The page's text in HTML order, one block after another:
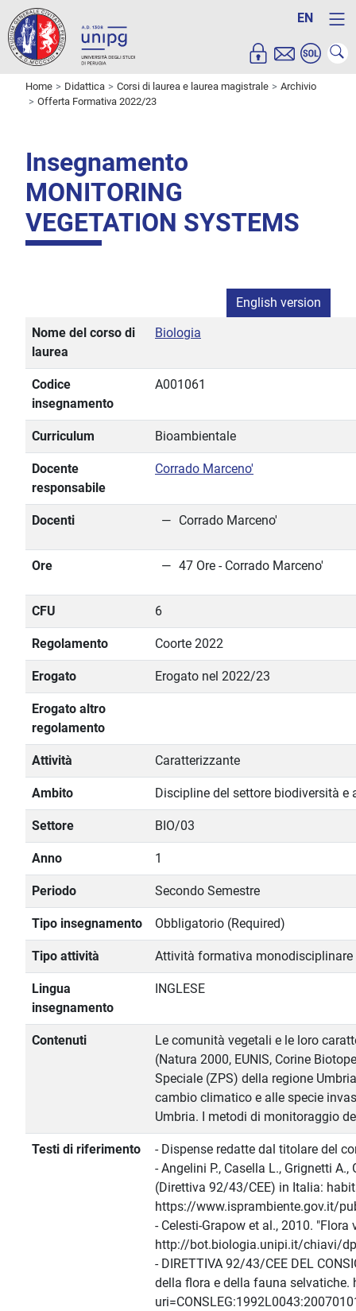
EN
Home Didattica Corsi di laurea e laurea magistrale
Archivio
Offerta Formativa 2022/23
Insegnamento
MONITORING
VEGETATION SYSTEMS
English version
Nome del corso di
laurea
Biologia
Codice
insegnamento
A001061
Curriculum Bioambientale
Docente
responsabile
Corrado Marceno'
Docenti Corrado Marceno'
Ore 47 Ore - Corrado Marceno'
CFU 6
Regolamento Coorte 2022
Erogato Erogato nel 2022/23
Erogato altro
regolamento
Attività Caratterizzante
Ambito Discipline del settore biodiversità e
Settore BIO/03
Anno 1
Periodo Secondo Semestre
Tipo insegnamento Obbligatorio (Required)
Tipo attività Attività formativa monodisciplinare
Lingua
insegnamento
INGLESE
Contenuti
Le comunità vegetali e le loro
(Natura 2000, EUNIS, Corine
Speciale (ZPS) della regione
cambio climatico e alle specie
Umbria. I metodi di monitoraggio
Testi di riferimento
- Dispense redatte dal titolare del
- Angelini P., Casella L., Grignetti
(Direttiva 92/43/CEE) in Italia:
https://www.isprambiente.gov.it/
- Celesti-Grapow et al., 2010.
http://bot.biologia.unipi.it/chiavi/
- DIRETTIVA 92/43/CEE DEL
della flora e della fauna selvatiche.